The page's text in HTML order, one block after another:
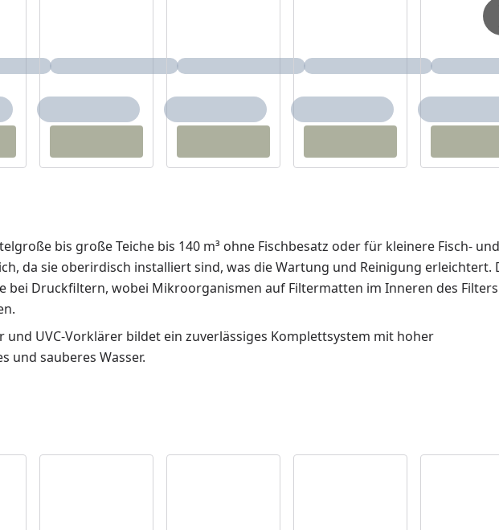
bis große Teiche bis 140 m³ ohne Fischbesatz oder für kleinere Fisch- und
da sie oberirdisch installiert sind, was die Wartung und Reinigung erleichtert.
bei Druckfiltern, wobei Mikroorganismen auf Filtermatten im Inneren des
UVC-Vorklärer bildet ein zuverlässiges Komplettsystem mit hoher
und sauberes Wasser.